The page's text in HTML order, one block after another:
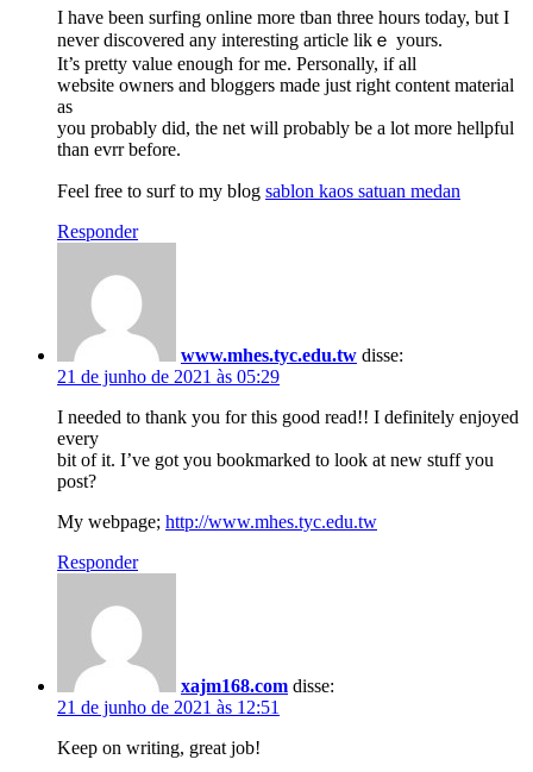
I havе been surfing online more tban three hours toԁay, but I
never discovered any interesting article likｅ yours.
It’s pretty value enough for me. Personally, if all
website owners and bloggers made just right content material
as
you probably did, the net will probably be a lot more hellpful
than evrr before.
Feel free to surf to my bⅼog sablon kaos satuan medan
Responder
www.mhes.tyc.edu.tw disse:
21 de junho de 2021 às 05:29
I needed to thank you for this good read!! I definitely enjoyed
every
bit of it. I’ve got you bookmarked to look at new stuff you
post?
My webpage; http://www.mhes.tyc.edu.tw
Responder
xajm168.com disse:
21 de junho de 2021 às 12:51
Keep on writing, great job!